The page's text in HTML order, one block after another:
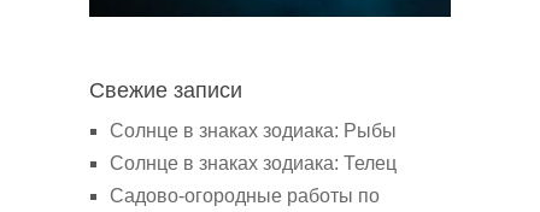
Свежие записи
Солнце в знаках зодиака: Рыбы
Солнце в знаках зодиака: Телец
Садово-огородные работы по